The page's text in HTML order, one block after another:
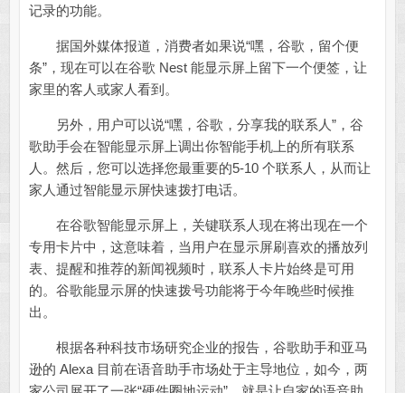
记录的功能。
据国外媒体报道，消费者如果说“嘿，谷歌，留个便
条”，现在可以在谷歌 Nest 能显示屏上留下一个便签，让
家里的客人或家人看到。
另外，用户可以说“嘿，谷歌，分享我的联系人”，谷
歌助手会在智能显示屏上调出你智能手机上的所有联系
人。然后，您可以选择您最重要的5-10 个联系人，从而让
家人通过智能显示屏快速拨打电话。
在谷歌智能显示屏上，关键联系人现在将出现在一个
专用卡片中，这意味着，当用户在显示屏刷喜欢的播放列
表、提醒和推荐的新闻视频时，联系人卡片始终是可用
的。谷歌能显示屏的快速拨号功能将于今年晚些时候推
出。
根据各种科技市场研究企业的报告，谷歌助手和亚马
逊的 Alexa 目前在语音助手市场处于主导地位，如今，两